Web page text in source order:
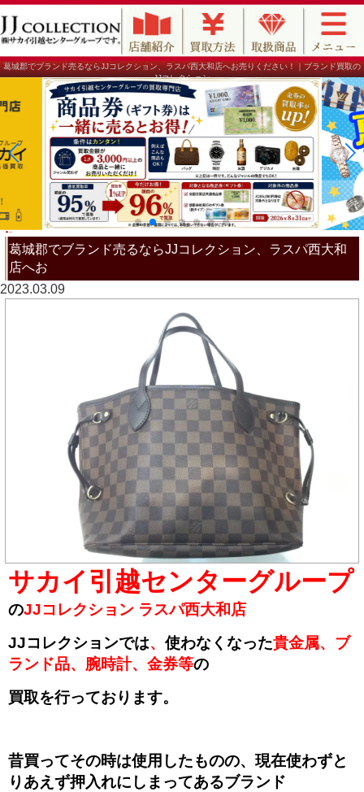
葛城郡でブランド売るならJJコレクション、ラスパ西大和店へお売りください！｜ブランド買取の
JJコレクション
葛城郡でブランド売るならJJコレクション、ラスパ西大和
店へお
2023.03.09
サカイ引越センターグループ
のJJコレクション ラスパ西大和店
JJコレクションでは、 使わなくなった貴金属、ブ
ランド品、腕時計、金券等の
買取を行っております。
昔買ってその時は使用したものの、現在使わずと
りあえず押入れにしまってあるブランド